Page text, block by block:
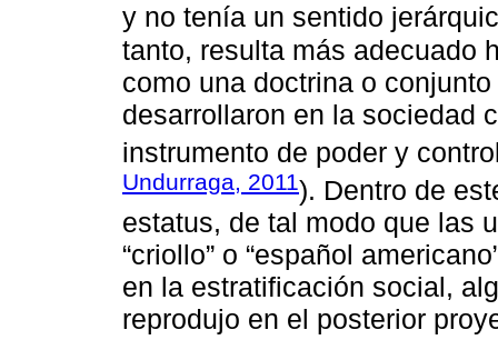
y no tenía un sentido
tanto, resulta más adecuado
como una doctrina o
desarrollaron en la sociedad
instrumento de poder y
Undurraga, 2011). Dentro de
estatus, de tal modo que las
“criollo” o “español
en la estratificación social,
reprodujo en el posterior